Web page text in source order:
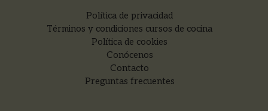
Política de privacidad
Términos y condiciones cursos de cocina
Política de cookies
Conócenos
Contacto
Preguntas frecuentes